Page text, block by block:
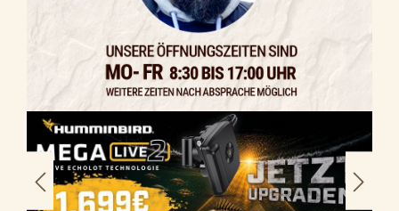
Bildergalerie überspringen